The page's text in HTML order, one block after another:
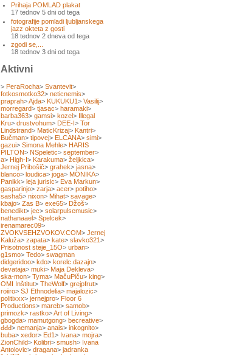
Prihaja POMLAD plakat
17 tednov 5 dni od tega
fotografije pomladi ljubljanskega
jazz okteta z gosti
18 tednov 2 dneva od tega
zgodi se,...
18 tednov 3 dni od tega
Aktivni
> PeraRocha> Svantevit>
fotkosmotko32> neticnemis>
praprah>Ajda> KUKUKU1> Vasilij>
morregard> tjasac> haramaki>
barba363> gamsi> kozel> Illegal
Kru> drustvohum> DEE-I> Tor
Lindstrand> MaticKrizaj> Kantri>
Bučman> tipovej> ELCANA> simi>
gazui> Simona Mehle> HARIS
PILTON> NSpeletic> september>
a> High-I> Karakuma> željkica>
Jernej Pribošič> grahek> jasna>
blanco> loudica> joga> MONIKA>
Panikk> leja jurisic> Eva Markun>
gasparinjo> zarja> acer> potiho>
sasha5> nixon> Mihat> savage>
kbajo> Zas B> exe65> Džoš>
benedikt> jec> solarpulsemusic>
nathanaael> Spelcek>
irenamarec09>
ZVOKVSEHZVOKOV.COM> Jernej
Kaluža> zapata> kate> slavko321>
Prisotnost steje_15O> urban>
g1smo> Tedo> swagman
didgeridoo> kdo> korelc.dazajn>
devataja> muki> Maja Dekleva>
ska-mon> Tyma> MačuPiču> king>
OMI Inštitut> TheWolf> grejpfrut>
roiiro> SJ Ethnodelia> majalozic>
politixxx> jernejpro> Floor 6
Productions> mareb> samob>
primozk> rastko>Art of Living>
gbogda> mamutgong> becreative>
đđđ> nemanja> anais> inkognito>
buba> xedor> Ed1> Ivana> mojra>
ZionChild> Kolibri> smush> Ivana
Antolovic> dragana> jadranka